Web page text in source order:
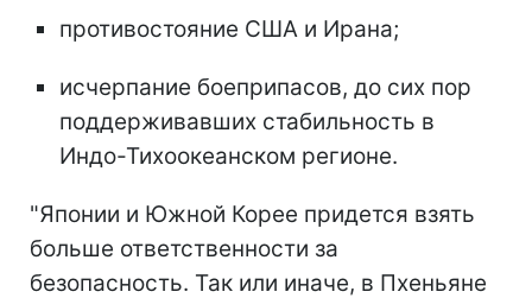
противостояние США и Ирана;
исчерпание боеприпасов, до сих пор
поддерживавших стабильность в
Индо-Тихоокеанском регионе.
"Японии и Южной Корее придется взять
больше ответственности за
безопасность. Так или иначе, в Пхеньяне